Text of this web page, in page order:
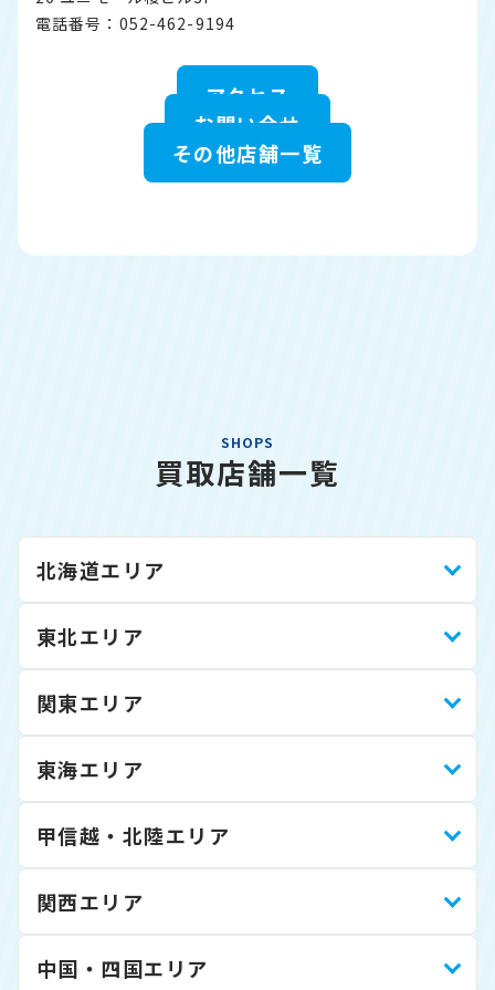
電話番号：052-462-9194
アクセス
お問い合せ
その他店舗一覧
SHOPS
買取店舗一覧
北海道エリア
東北エリア
関東エリア
東海エリア
甲信越・北陸エリア
関西エリア
中国・四国エリア